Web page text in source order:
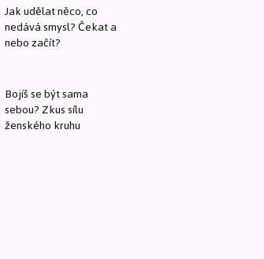
Jak udělat něco, co
nedává smysl? Čekat a
nebo začít?
Bojíš se být sama
sebou? Zkus sílu
ženského kruhu